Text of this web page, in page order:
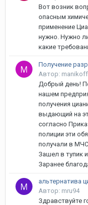
Вот возник
опасным
применение
нужно. Нужно
какие
Получение
Автор: manikoff
Добрый день!
нашем
получения
выдающий на
согласно
полиции эти
получали в
Зашел в тупик
Заранее
альтернатива
Автор: mru94
Здравствуйте